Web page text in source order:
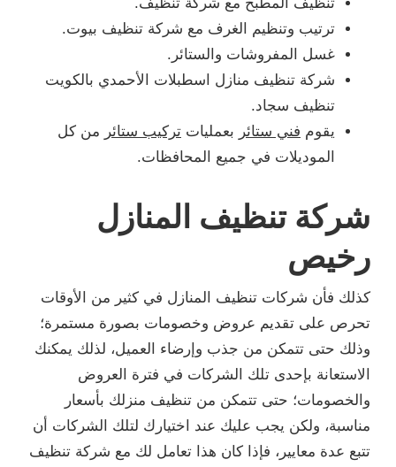
ترتيب وتنظيم الغرف مع شركة تنظيف بيوت.
غسل المفروشات والستائر.
شركة تنظيف منازل اسطبلات الأحمدي بالكويت
تنظيف سجاد.
يقوم فني ستائر بعمليات تركيب ستائر من كل
الموديلات في جميع المحافظات.
شركة تنظيف المنازل
رخيص
كذلك فأن شركات تنظيف المنازل في كثير من الأوقات
تحرص على تقديم عروض وخصومات بصورة مستمرة؛
وذلك حتى تتمكن من جذب وإرضاء العميل، لذلك يمكنك
الاستعانة بإحدى تلك الشركات في فترة العروض
والخصومات؛ حتى تتمكن من تنظيف منزلك بأسعار
مناسبة، ولكن يجب عليك عند اختيارك لتلك الشركات أن
تتبع عدة معايير، فإذا كان هذا تعامل لك مع شركة تنظيف